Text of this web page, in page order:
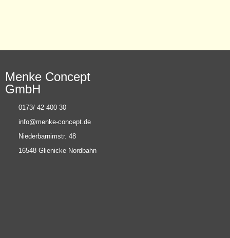
Menke Concept
GmbH
0173/ 42 400 30
info@menke-concept.de
Niederbarnimstr. 48
16548 Glienicke Nordbahn